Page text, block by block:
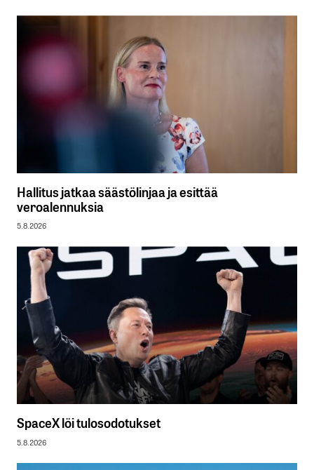
Hallitus jatkaa säästölinjaa ja esittää
veroalennuksia
5.8.2026
SpaceX löi tulosodotukset
5.8.2026